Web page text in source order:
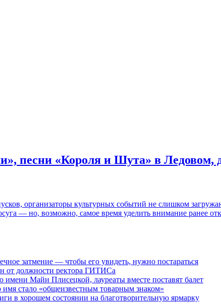
песни «Короля и Шута» в Ледовом,
организаторы культурных событий не слишком
— но, возможно, самое время уделить внимание ранее
затмение — чтобы его увидеть, нужно постараться
от должности ректора ГИТИСа
Майи Плисецкой, лауреаты вместе поставят балет
стало «общеизвестным товарным знаком»
в хорошем состоянии на благотворительную ярмарку